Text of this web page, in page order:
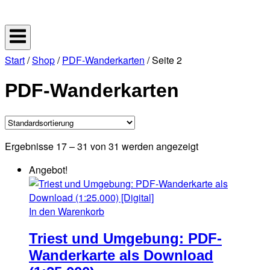
to
content
Start/Shop/PDF-Wanderkarten / Seite 2
PDF-Wanderkarten
Ergebnisse 17 – 31 von 31 werden angezeigt
Angebot!
In den Warenkorb
Triest und Umgebung: PDF-
Wanderkarte als Download